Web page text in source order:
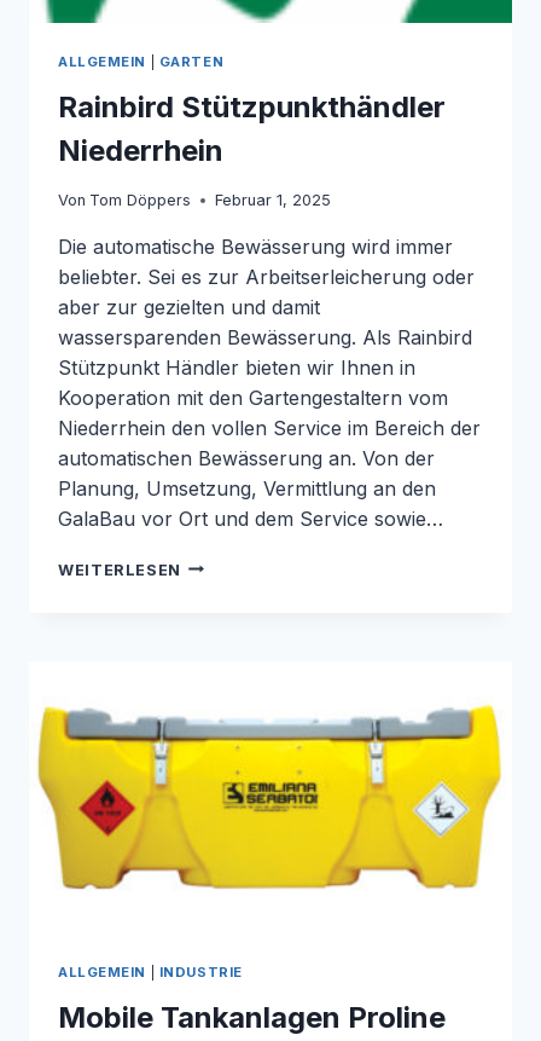
ALLGEMEIN GARTEN
Rainbird Stützpunkthändler
Niederrhein
Von Tom Döppers Februar 1, 2025
Die automatische Bewässerung wird immer
beliebter. Sei es zur Arbeitserleicherung oder
aber zur gezielten und damit
wassersparenden Bewässerung. Als Rainbird
Stützpunkt Händler bieten wir Ihnen in
Kooperation mit den Gartengestaltern vom
Niederrhein den vollen Service im Bereich der
automatischen Bewässerung an. Von der
Planung, Umsetzung, Vermittlung an den
GalaBau vor Ort und dem Service sowie…
WEITERLESEN RAINBIRD
ALLGEMEIN INDUSTRIE
Mobile Tankanlagen Proline